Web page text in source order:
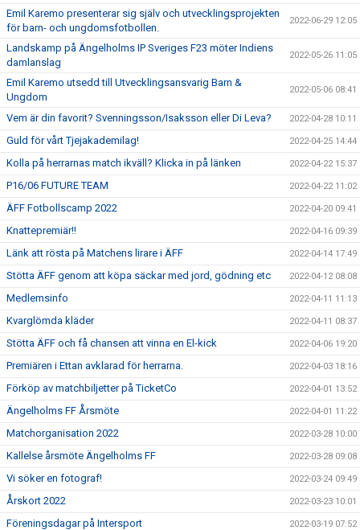
Emil Karemo presenterar sig själv och utvecklingsprojekten
för barn- och ungdomsfotbollen.
2022-06-29 12:05
Landskamp på Ängelholms IP Sveriges F23 möter Indiens
damlanslag
2022-05-26 11:05
Emil Karemo utsedd till Utvecklingsansvarig Barn &
Ungdom
2022-05-06 08:41
Vem är din favorit? Svenningsson/Isaksson eller Di Leva? 2022-04-28 10:11
Guld för vårt Tjejakademilag! 2022-04-25 14:44
Kolla på herrarnas match ikväll? Klicka in på länken 2022-04-22 15:37
P16/06 FUTURE TEAM 2022-04-22 11:02
ÄFF Fotbollscamp 2022 2022-04-20 09:41
Knattepremiär!! 2022-04-16 09:39
Länk att rösta på Matchens lirare i ÄFF 2022-04-14 17:49
Stötta ÄFF genom att köpa säckar med jord, gödning etc 2022-04-12 08:08
Medlemsinfo 2022-04-11 11:13
Kvarglömda kläder 2022-04-11 08:37
Stötta ÄFF och få chansen att vinna en El-kick 2022-04-06 19:20
Premiären i Ettan avklarad för herrarna. 2022-04-03 18:16
Förköp av matchbiljetter på TicketCo 2022-04-01 13:52
Ängelholms FF Årsmöte 2022-04-01 11:22
Matchorganisation 2022 2022-03-28 10:00
Kallelse årsmöte Ängelholms FF 2022-03-28 09:08
Vi söker en fotograf! 2022-03-24 09:49
Årskort 2022 2022-03-23 10:01
Föreningsdagar på Intersport 2022-03-19 07:52